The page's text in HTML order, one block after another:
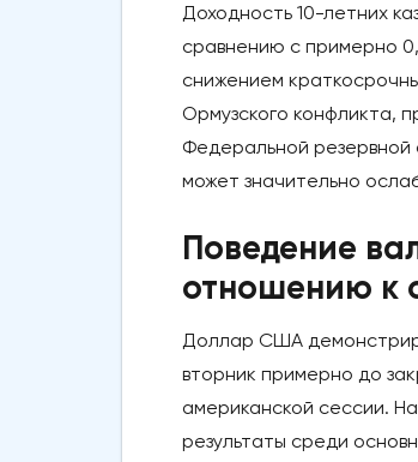
Доходность 10-летних
сравнению с примерно
снижением
Ормузского конфликта,
Федеральной резервной
может значительно
Поведение
отношению к
Доллар США
вторник примерно до
американской сессии.
результаты среди